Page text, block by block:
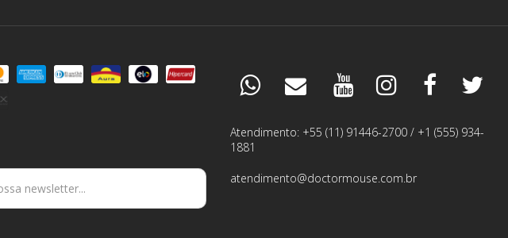
Atendimento: +55 (11) 91446-2700 / +1 (555) 934-
1881
atendimento@doctormouse.com.br